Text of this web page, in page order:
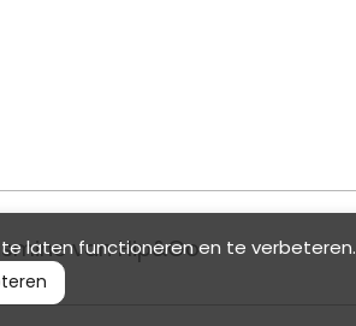
van Hip&Go
laten functioneren en te verbeteren.